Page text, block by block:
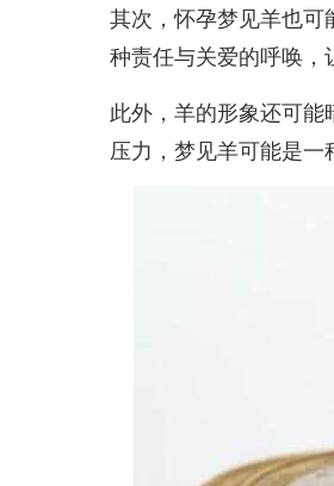
其次，怀孕梦见羊也
种责任与关爱的呼唤，
此外，羊的形象还可
压力，梦见羊可能是一